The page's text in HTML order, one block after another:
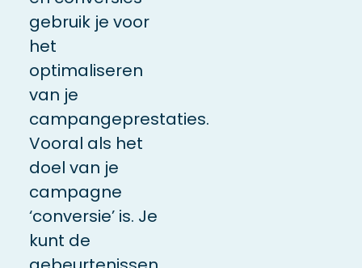
gebruik je voor
het
optimaliseren
van je
campangeprestaties.
Vooral als het
doel van je
campagne
‘conversie’ is. Je
kunt de